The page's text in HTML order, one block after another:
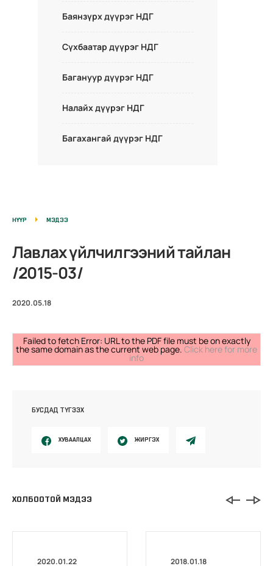
Баянзүрх дүүрэг НДГ
Сүхбаатар дүүрэг НДГ
Багануур дүүрэг НДГ
Налайх дүүрэг НДГ
Багахангай дүүрэг НДГ
НҮҮР МЭДЭЭ
Лавлах үйлчилгээний тайлан
/2015-03/
2020.05.18
Failed to fetch Error: URL to the PDF file must be on exactly
the same domain as the current web page. Click here for more
info
БУСДАД ТҮГЭЭХ
ХУВААЛЦАХ ЖИРГЭХ
ХОЛБООТОЙ МЭДЭЭ
2020.01.22 2018.01.18